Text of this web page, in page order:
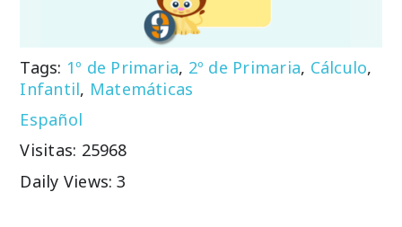
Tags: 1º de Primaria, 2º de Primaria, Cálculo,
Infantil, Matemáticas
Español
Visitas: 25968
Daily Views: 3